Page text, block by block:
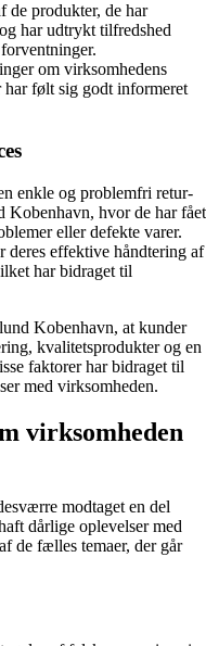
de produkter, de har
har udtrykt tilfredshed
om virksomhedens
følt sig godt informeret
enkle og problemfri retur-
Kobenhavn, hvor de har fået
eller defekte varer.
deres effektive håndtering af
har bidraget til
Kobenhavn, at kunder
kvalitetsprodukter og en
faktorer har bidraget til
med virksomheden.
virksomheden
modtaget en del
dårlige oplevelser med
de fælles temaer, der går